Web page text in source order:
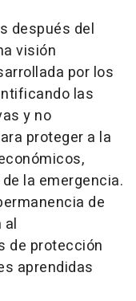
después del
visión
por los
las
y no
proteger a la
la emergencia.
de
al
de protección
aprendidas